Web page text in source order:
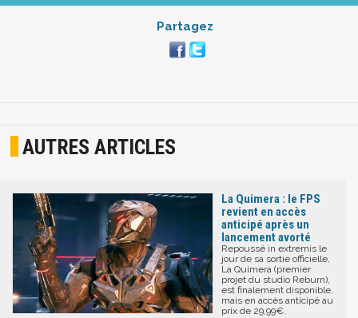
Partagez
AUTRES ARTICLES
La Quimera : le FPS
revient en accès
anticipé après un
lancement avorté
Repoussé in extremis le
jour de sa sortie officielle,
La Quimera (premier
projet du studio Reburn),
est finalement disponible,
mais en accès anticipé au
prix de 29,99€.